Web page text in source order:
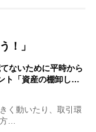
！」
ないために平時から
ト「資産の棚卸し…
く動いたり、取引環
…